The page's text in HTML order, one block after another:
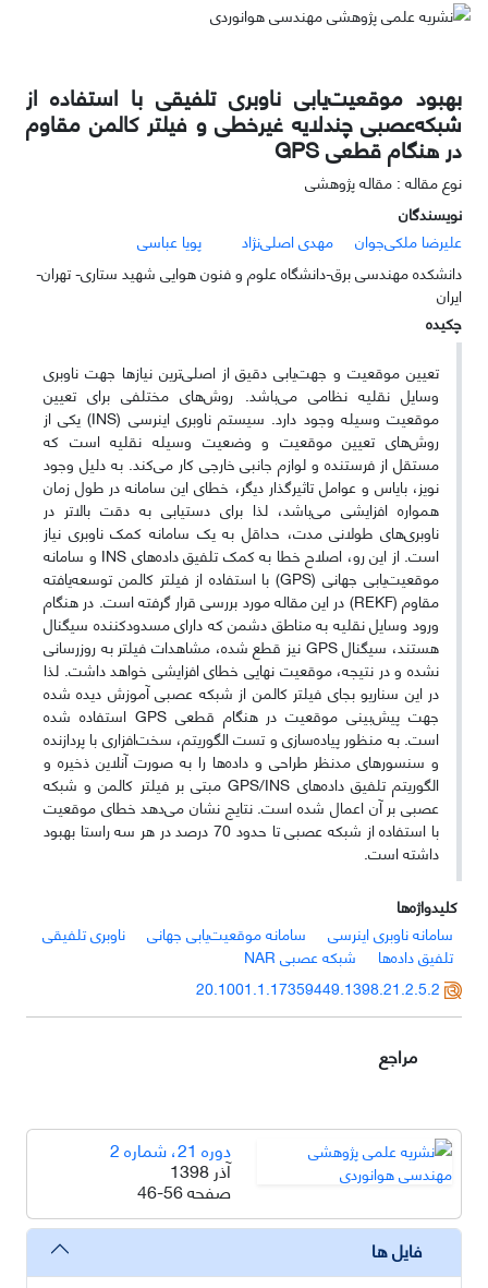
بهبود موقعیت‌یابی ناوبری تلفیقی با استفاده از
شبکه‌عصبی چندلایه غیرخطی و فیلتر کالمن مقاوم
در هنگام قطعی GPS
نوع مقاله : مقاله پژوهشی
نویسندگان
علیرضا ملکی‌جوان
مهدی اصلی‌نژاد
پویا عباسی
دانشکده مهندسی برق-دانشگاه علوم و فنون هوایی شهید ستاری- تهران-
ایران
چکیده
تعیین موقعیت و جهت‌یابی دقیق از اصلی‌ترین نیازها جهت ناوبری
وسایل نقلیه نظامی می‌باشد. روش‌های مختلفی برای تعیین
موقعیت وسیله وجود دارد. سیستم ناوبری اینرسی (INS) یکی از
روش‌های تعیین موقعیت و وضعیت وسیله نقلیه است که
مستقل از فرستنده و لوازم جانبی خارجی کار می‌کند. به دلیل وجود
نویز، بایاس و عوامل تاثیرگذار دیگر، خطای این سامانه در طول زمان
همواره افزایشی می‌باشد، لذا برای دستیابی به دقت بالاتر در
ناوبری‌های طولانی مدت، حداقل به یک سامانه کمک ناوبری نیاز
است. از این رو، اصلاح خطا به کمک تلفیق داده‌های INS و سامانه
موقعیت‌یابی جهانی (GPS) با استفاده از فیلتر کالمن توسعه‌یافته
مقاوم (REKF) در این مقاله مورد بررسی قرار گرفته است. در هنگام
ورود وسایل نقلیه به مناطق دشمن که دارای مسدودکننده سیگنال
هستند، سیگنال GPS نیز قطع شده، مشاهدات فیلتر به روزرسانی
نشده و در نتیجه، موقعیت نهایی خطای افزایشی خواهد داشت. لذا
در این سناریو بجای فیلتر کالمن از شبکه عصبی آموزش دیده شده
جهت پیش‌بینی موقعیت در هنگام قطعی GPS استفاده شده
است. به منظور پیاده‌سازی و تست الگوریتم، سخت‌افزاری با پردازنده
و سنسورهای مدنظر طراحی و داده‌ها را به صورت آنلاین ذخیره و
الگوریتم تلفیق داده‌های GPS/INS مبتی بر فیلتر کالمن و شبکه
عصبی بر آن اعمال شده است. نتایج نشان می‌دهد خطای موقعیت
با استفاده از شبکه عصبی تا حدود 70 درصد در هر سه راستا بهبود
داشته است.
کلیدواژه‌ها
سامانه ناوبری اینرسی
سامانه موقعیت‌یابی جهانی
ناوبری تلفیقی
تلفیق داده‌ها
شبکه عصبی NAR
20.1001.1.17359449.1398.21.2.5.2
مراجع
دوره 21، شماره 2
آذر 1398
صفحه46-56
فایل ها